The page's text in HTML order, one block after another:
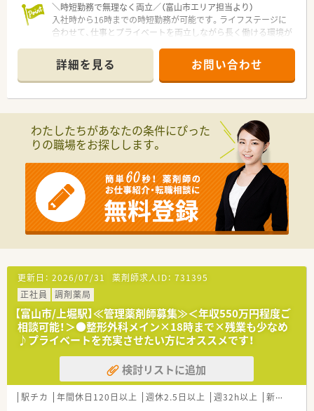
＼時短勤務で無理なく両立／（富山市エリア担当より）
入社時から16時までの時短勤務が可能です。ライフステージに
合わせて、仕事とプライベートを両立しながら長く働ける環境が
＊------------------------------------------＊
【店舗情報と応需状況について】
■西富山駅から車で4分ほどの場所に位置しており、車通勤が可
能で毎日の通勤もスムーズに行える立地環境です
需しており、在宅業務をメインに行う店舗です
■薬剤師は常時5名、事務スタッフは常時2～3名体制で業務にあ
たっており、協力し合いながら働ける職場です
【法人特徴について】
■薬剤師の専門性をただ薬を渡すだけではなく社会に還元して
いくことを、大切な企業理念として掲げて活動しています
■富山県内でもトップクラスとなる年間1.6万件を超える在宅実
績を有し、地域医療に深く貢献している企業です
■代表自身が薬剤師のキャリア支援に大変詳しく、職員一人ひと
りのライフステージへの深い理解がある温かい土壌です
【こんな方が活躍中】
■調剤未経験からスタートした方でも、周りの手厚いサポートを
受けながら在宅医療のエキスパートとして現場で活躍していま
す。
■育児や介護などご家庭の事情を抱える方々も、16時までの時
短勤務制度などを有効に活用しながら生き生きと働いていま
す。
■患者様とのコミュニケーションを大切にし、対人業務にやりが
いを見出す薬剤師たちがチーム医療の中心となって活躍中で
す。
詳細を見る お問い合わせ
わたしたちがあなたの条件にぴった
りの職場をお探しします。
更新日： 2026/07/31 薬剤師求人ID： 731395
正社員
調剤薬局
【富山市/上堀駅】≪管理薬剤師募集≫＜年収550万円程度ご
相談可能！＞●整形外科メイン×18時まで×残業も少なめ
♪プライベートを充実させたい方にオススメです！
検討リストに追加
駅チカ 年間休日120日以上 週休2.5日以上 週32h以上 新卒可